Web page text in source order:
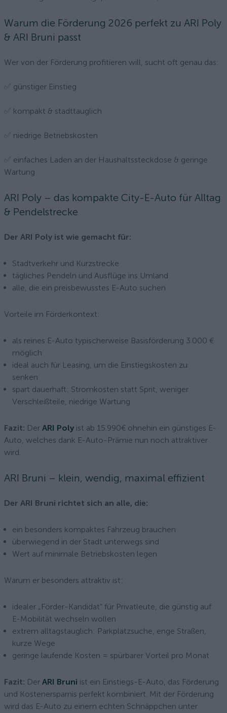
Warum die Förderung 2026 perfekt zu ARI Poly
& ARI Bruni passt
Wer von der Förderung profitieren will, sucht oft genau das:
✅ günstiger Einstieg
✅ kompakt & stadttauglich
✅ niedrige Betriebskosten
✅ einfaches Laden an der Haushaltssteckdose & geringe
Wartung
ARI Poly – das kompakte City-E-Auto für Alltag
& Pendelstrecke
Der ARI Poly ist wie gemacht für:
Stadtverkehr und Kurzstrecke
tägliches Pendeln und Ausflüge ins Umland
alle, die ein preisbewusstes E-Auto suchen
Vorteile im Förderkontext:
als reines E-Auto typischerweise Basisförderung 3.000 €
möglich
ideal auch für Leasing, um die Einstiegskosten zu
senken
spart dauerhaft: Stromkosten statt Sprit, weniger
Verschleißteile, niedrige Wartung
Fazit: Der ARI Poly ist ab 15.990€ ohnehin ein günstiges E-
Auto, welches dank E-Auto-Prämie nun noch attraktiver
wird.
ARI Bruni – klein, wendig, maximal effizient
Der ARI Bruni richtet sich an alle, die:
ein besonders kompaktes Fahrzeug brauchen
überwiegend in der Stadt unterwegs sind
Wert auf minimale Betriebskosten legen
Warum er besonders attraktiv ist:
idealer „Förder-Kandidat“ für Privatleute, die günstig auf
E-Mobilität wechseln wollen
extrem alltagstauglich: Parkplatzsuche, enge Straßen,
kurze Wege
geringe laufende Kosten = spürbarer Vorteil pro Monat
Fazit: Der ARI Bruni ist ein Einstiegs-E-Auto, das Förderung
und Kostenersparnis perfekt kombiniert. Mit der Förderung
wird das E-Auto zu einem echten Schnäppchen unter